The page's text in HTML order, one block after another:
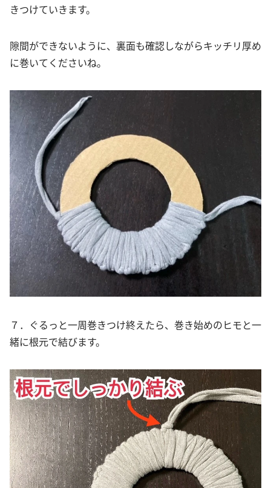
きつけていきます。
隙間ができないように、裏面も確認しながらキッチリ厚め
に巻いてくださいね。
７．ぐるっと一周巻きつけ終えたら、巻き始めのヒモと一
緒に根元で結びます。